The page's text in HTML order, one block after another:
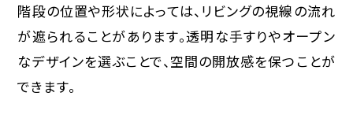
階段の位置や形状によっては、リビングの視線の流れ
が遮られることがあります。透明な手すりやオープン
なデザインを選ぶことで、空間の開放感を保つことが
できます。